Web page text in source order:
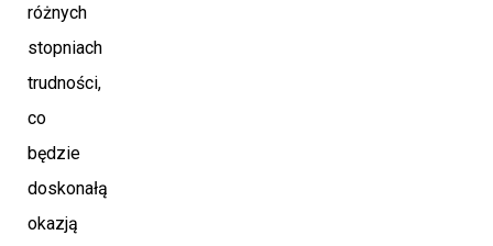
różnych
stopniach
trudności,
co
będzie
doskonałą
okazją